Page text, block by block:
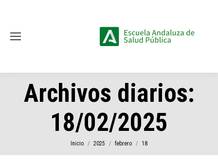
Archivos diarios:
18/02/2025
Estás aquí:
Inicio 2025 febrero 18